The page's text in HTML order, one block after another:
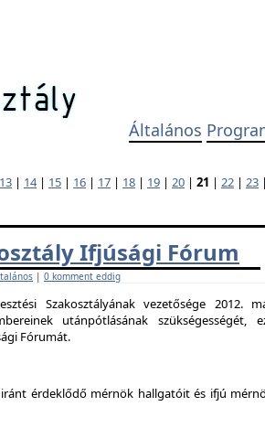
Általános
13 | 14| 15 | 16 | 17 | 18 | 19 | 20 | 21 | 22 | 23 |
Ifjúsági Fórum
| 0 komment eddig
Szakosztályának vezetősége 2012.
utánpótlásának szükségességét,
Fórumát.
érdeklődő mérnök hallgatóit és ifjú